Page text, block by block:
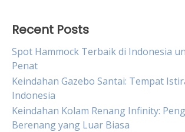
Recent Posts
Spot Hammock Terbaik di Indonesia
Penat
Keindahan Gazebo Santai: Tempat
Indonesia
Keindahan Kolam Renang Infinity:
Berenang yang Luar Biasa